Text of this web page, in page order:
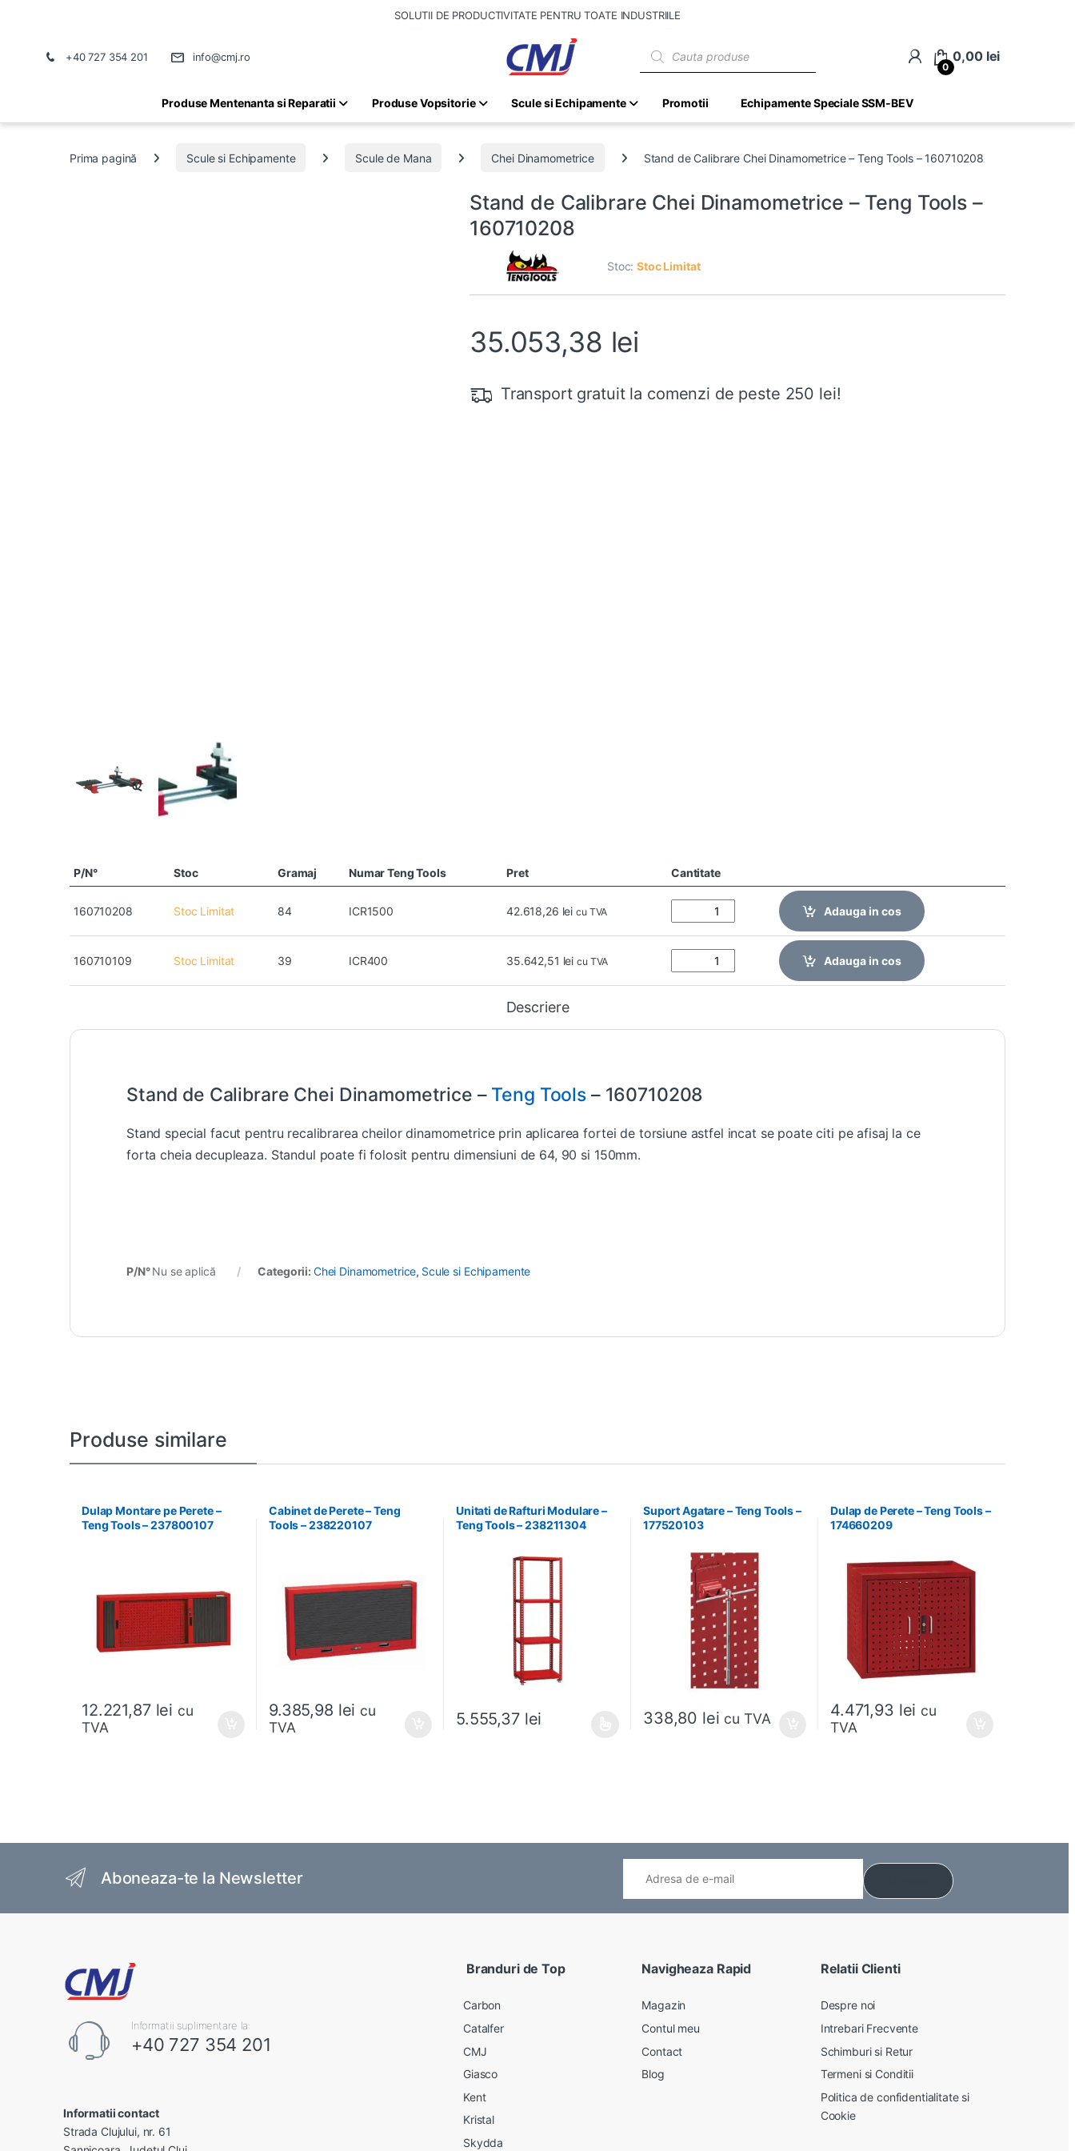
SOLUTII DE PRODUCTIVITATE PENTRU TOATE INDUSTRIILE
+40 727 354 201 info@cmj.ro
0
0,00 lei
Produse Mentenanta si Reparatii Produse Vopsitorie Scule si Echipamente Promotii Echipamente Speciale SSM-BEV
Prima pagină Scule si Echipamente Scule de Mana Chei Dinamometrice Stand de Calibrare Chei Dinamometrice – Teng Tools – 160710208
Stand de Calibrare Chei Dinamometrice – Teng Tools –
160710208
Stoc:Stoc Limitat
35.053,38 lei
Transport gratuit la comenzi de peste 250 lei!
P/N° Stoc Gramaj Numar Teng Tools Pret Cantitate
160710208 Stoc Limitat 84 ICR1500 42.618,26 lei cu TVA Adauga in cos
160710109 Stoc Limitat 39 ICR400 35.642,51 lei cu TVA Adauga in cos
Descriere
Stand de Calibrare Chei Dinamometrice – Teng Tools – 160710208
Stand special facut pentru recalibrarea cheilor dinamometrice prin aplicarea fortei de torsiune astfel incat se poate citi pe afisaj la ce
forta cheia decupleaza. Standul poate fi folosit pentru dimensiuni de 64, 90 si 150mm.
P/N°Nu se aplică Categorii: Chei Dinamometrice, Scule si Echipamente
Produse similare
Dulap Montare pe Perete –
Teng Tools – 237800107
12.221,87 lei cu
TVA
Cabinet de Perete – Teng
Tools – 238220107
9.385,98 lei cu
TVA
Unitati de Rafturi Modulare –
Teng Tools – 238211304
5.555,37 lei
Acest produs are mai multe variații. Opțiunile pot fi alese în pagina produsului.
Suport Agatare – Teng Tools –
177520103
338,80 lei cu TVA
Dulap de Perete – Teng Tools –
174660209
4.471,93 lei cu
TVA
Aboneaza-te la Newsletter
Informatii suplimentare la:
+40 727 354 201
Informatii contact
Strada Clujului, nr. 61
Branduri de Top
Carbon
Catalfer
CMJ
Giasco
Kent
Kristal
Skydda
Navigheaza Rapid
Magazin
Contul meu
Contact
Blog
Relatii Clienti
Despre noi
Intrebari Frecvente
Schimburi si Retur
Termeni si Conditii
Politica de confidentialitate si
Cookie